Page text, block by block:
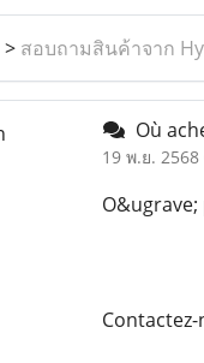
> สอบถามสินค้าจาก
Où
19 พ.ย. 2568